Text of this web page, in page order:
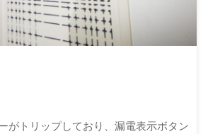
がトリップしており、漏電表示ボタン